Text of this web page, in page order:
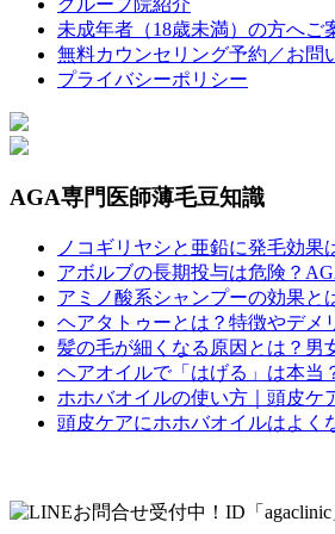
グループ院紹介
未成年者（18歳未満）の方へご
無料カウンセリング予約／お問
プライバシーポリシー
AGA専門医師薄毛豆知識
ノコギリヤシと亜鉛に発毛効
アボルブの長期投与は危険？
アミノ酸系シャンプーの効果と
ヘアタトゥーとは？特徴やデメ
髪の毛が細くなる原因とは？男
ヘアオイルで「はげる」は本当
ホホバオイルの使い方｜頭皮ケ
頭皮ケアにホホバオイルはよく